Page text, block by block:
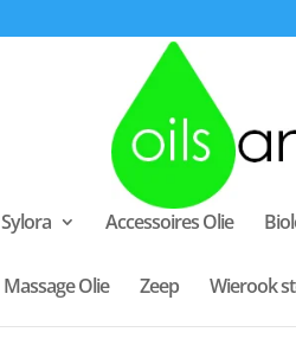
Sylora Accessoires Olie
Massage Olie Zeep Wierook